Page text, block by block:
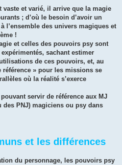
vaste et varié, il arrive que la magie
; d’où le besoin d’avoir un
l’ensemble des univers magiques et
!
et celles des pouvoirs psy sont
sachant estimer
de ces pouvoirs, et, au
» pour les missions se
où la réalité s’exerce
servir de référence aux MJ
des PNJ) magiciens ou psy dans
et les différences
du personnage, les pouvoirs psy